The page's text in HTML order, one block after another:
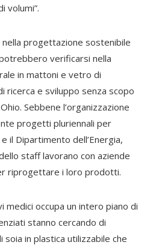
volumi”.
progettazione sostenibile
verificarsi nella
in mattoni e vetro di
ricerca e sviluppo senza scopo
Sebbene l’organizzazione
progetti pluriennali per
il Dipartimento dell’Energia,
staff lavorano con aziende
riprogettare i loro prodotti.
medici occupa un intero piano di
stanno cercando di
in plastica utilizzabile che